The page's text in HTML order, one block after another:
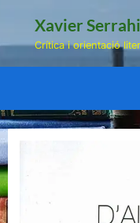
Xavier
Crítica i orientació